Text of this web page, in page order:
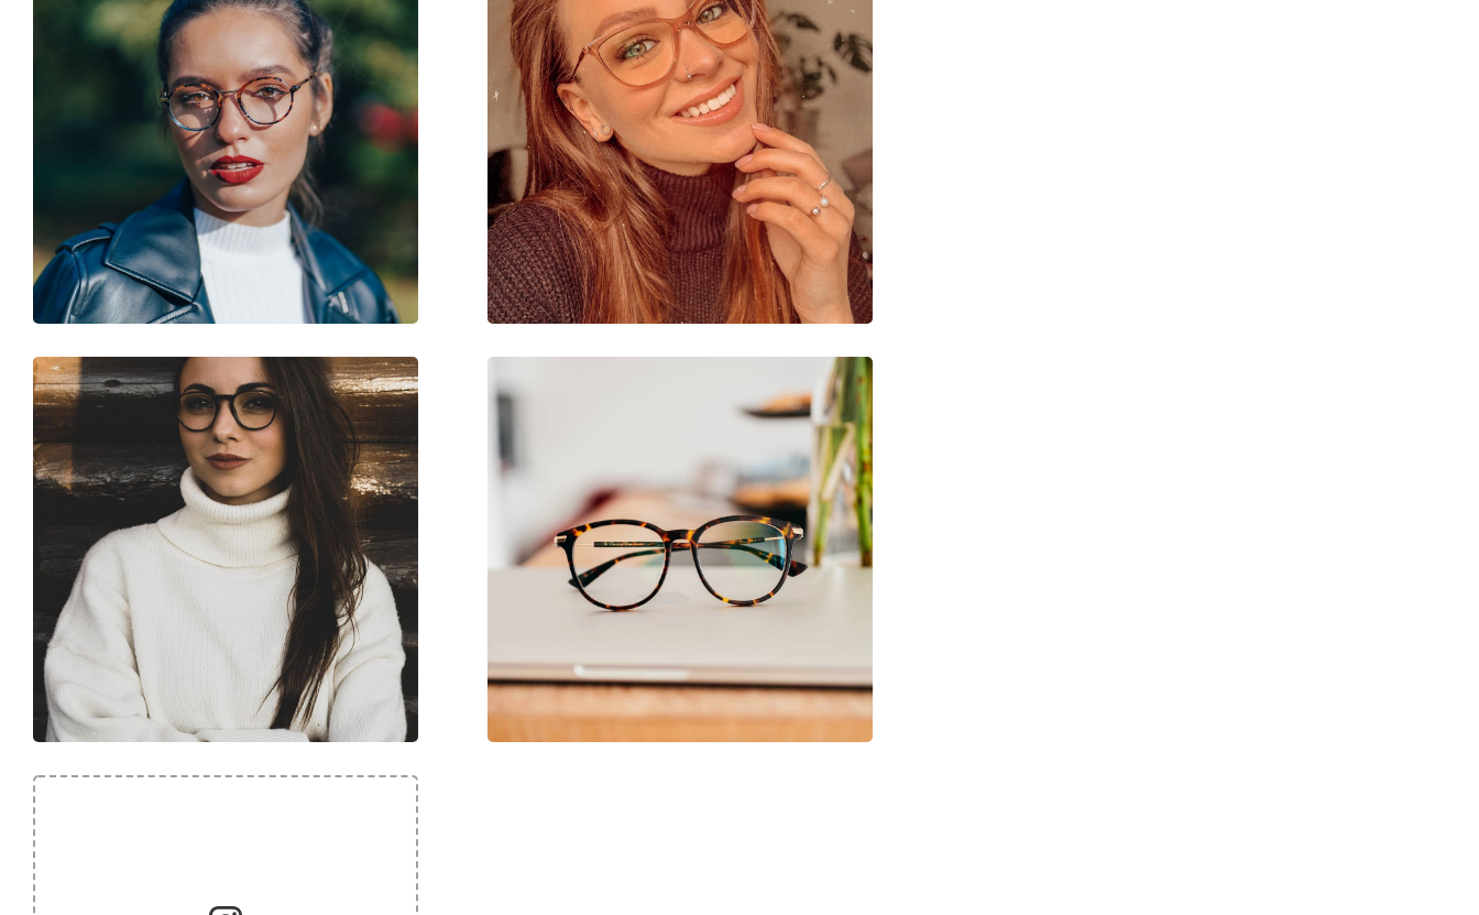
Clip-on:
Non
Accessoires
Étui:
Oui
Tissu de nettoyage:
Oui
Catégorie:
Lunettes de vue
Marque:
Marc Jacobs
Code:
400 ISK 18 54